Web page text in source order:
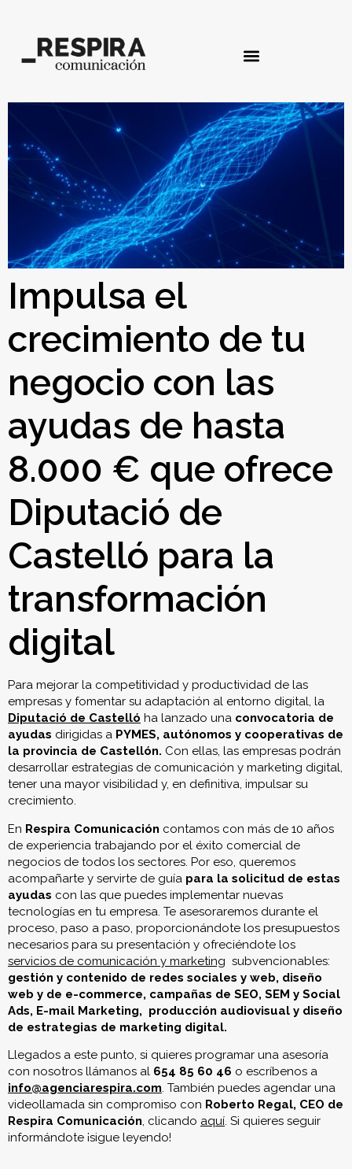
Impulsa el
crecimiento de tu
negocio con las
ayudas de hasta
8.000 € que ofrece
Diputació de
Castelló para la
transformación
digital
Para mejorar la competitividad y productividad de las
empresas y fomentar su adaptación al entorno digital, la
Diputació de Castelló ha lanzado una convocatoria de
ayudas dirigidas a PYMES, autónomos y cooperativas de
la provincia de Castellón. Con ellas, las empresas podrán
desarrollar estrategias de comunicación y marketing digital,
tener una mayor visibilidad y, en definitiva, impulsar su
crecimiento.
En Respira Comunicación contamos con más de 10 años
de experiencia trabajando por el éxito comercial de
negocios de todos los sectores. Por eso, queremos
acompañarte y servirte de guía para la solicitud de estas
ayudas con las que puedes implementar nuevas
tecnologías en tu empresa. Te asesoraremos durante el
proceso, paso a paso, proporcionándote los presupuestos
necesarios para su presentación y ofreciéndote los
servicios de comunicación y marketing subvencionables:
gestión y contenido de redes sociales y web, diseño
web y de e-commerce, campañas de SEO, SEM y Social
Ads, E-mail Marketing, producción audiovisual y diseño
de estrategias de marketing digital.
Llegados a este punto, si quieres programar una asesoría
con nosotros llámanos al 654 85 60 46 o escríbenos a
info@agenciarespira.com. También puedes agendar una
videollamada sin compromiso con Roberto Regal, CEO de
Respira Comunicación, clicando aquí. Si quieres seguir
informándote ¡sigue leyendo!